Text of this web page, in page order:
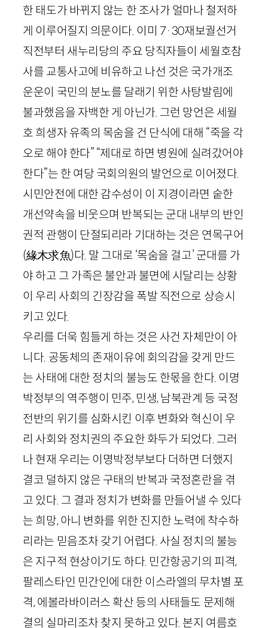
한 태도가 바뀌지 않는 한 조사가 얼마나 철저하
게 이루어질지 의문이다. 이미 7· 30재보궐선거
직전부터 새누리당의 주요 당직자들이 세월호참
사를 교통사고에 비유하고 나선 것은 국가개조
운운이 국민의 분노를 달래기 위한 사탕발림에
불과했음을 자백한 게 아닌가. 그런 망언은 세월
호 희생자 유족의 목숨을 건 단식에 대해 “죽을 각
오로 해야 한다” “제대로 하면 병원에 실려갔어야
한다”는 한 여당 국회의원의 발언으로 이어졌다.
시민안전에 대한 감수성이 이 지경이라면 숱한
개선약속을 비웃으며 반복되는 군대 내부의 반인
권적 관행이 단절되리라 기대하는 것은 연목구어
(緣木求魚)다. 말 그대로 ‘목숨을 걸고’ 군대를 가
야 하고 그 가족은 불안과 불면에 시달리는 상황
이 우리 사회의 긴장감을 폭발 직전으로 상승시
키고 있다.
우리를 더욱 힘들게 하는 것은 사건 자체만이 아
니다. 공동체의 존재이유에 회의감을 갖게 만드
는 사태에 대한 정치의 불능도 한몫을 한다. 이명
박정부의 역주행이 민주, 민생, 남북관계 등 국정
전반의 위기를 심화시킨 이후 변화와 혁신이 우
리 사회와 정치권의 주요한 화두가 되었다. 그러
나 현재 우리는 이명박정부보다 더하면 더했지
결코 덜하지 않은 구태의 반복과 국정혼란을 겪
고 있다. 그 결과 정치가 변화를 만들어낼 수 있다
는 희망, 아니 변화를 위한 진지한 노력에 착수하
리라는 믿음조차 갖기 어렵다. 사실 정치의 불능
은 지구적 현상이기도 하다. 민간항공기의 피격,
팔레스타인 민간인에 대한 이스라엘의 무차별 포
격, 에볼라바이러스 확산 등의 사태들도 문제해
결의 실마리조차 찾지 못하고 있다. 본지 여름호